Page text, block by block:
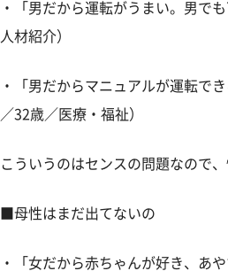
・「男だから運転がうまい。男で
人材紹介）
・「男だからマニュアルが運転で
／32歳／医療・福祉）
こういうのはセンスの問題なので
■母性はまだ出てないの
・「女だから赤ちゃんが好き、あ